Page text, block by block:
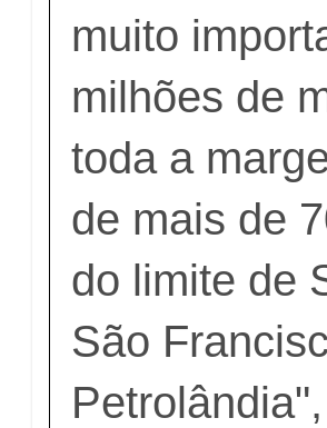
muito
milhões de
toda a
de mais de
do limite de
São